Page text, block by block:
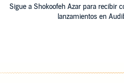
Sigue a Shokoofeh Azar para recibir
lanzamientos en